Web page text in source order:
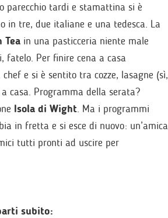
parecchio tardi e stamattina si è
in tre, due italiane e una tedesca. La
Tea in una pasticceria niente male
fatelo. Per finire cena a casa
e si è sentito tra cozze, lasagne (sì,
casa. Programma della serata?
Isola di Wight. Ma i programmi
in fretta e si esce di nuovo: un’amica
tutti pronti ad uscire per
subito: